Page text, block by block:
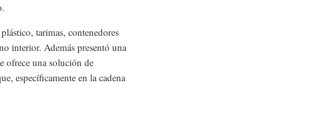
tarimas, contenedores
interior. Además presentó una
ofrece una solución de
específicamente en la cadena